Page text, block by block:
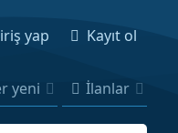
yap Kayıt ol
yeni İlanlar